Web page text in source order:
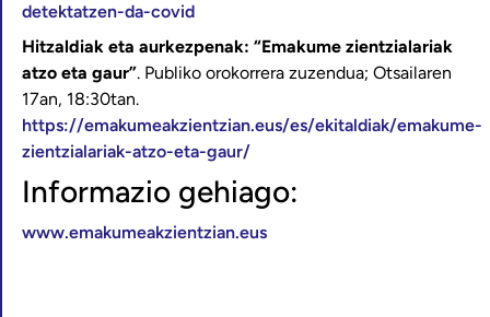
detektatzen-da-covid
Hitzaldiak eta aurkezpenak: “Emakume zientzialariak
atzo eta gaur”. Publiko orokorrera zuzendua; Otsailaren
17an, 18:30tan.
https://emakumeakzientzian.eus/es/ekitaldiak/emakume-
zientzialariak-atzo-eta-gaur/
Informazio gehiago:
www.emakumeakzientzian.eus